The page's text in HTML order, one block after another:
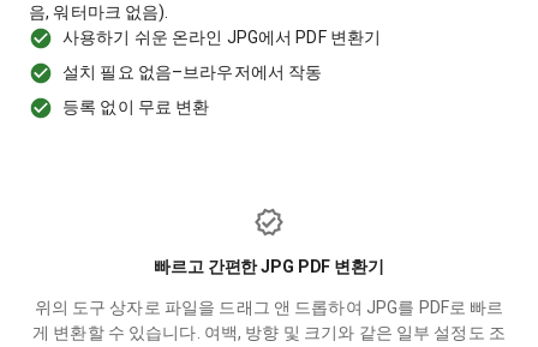
음, 워터마크 없음).
사용하기 쉬운 온라인 JPG에서 PDF 변환기
설치 필요 없음–브라우저에서 작동
등록 없이 무료 변환
빠르고 간편한 JPG PDF 변환기
위의 도구 상자로 파일을 드래그 앤 드롭하여 JPG를 PDF로 빠르
게 변환할 수 있습니다. 여백, 방향 및 크기와 같은 일부 설정도 조